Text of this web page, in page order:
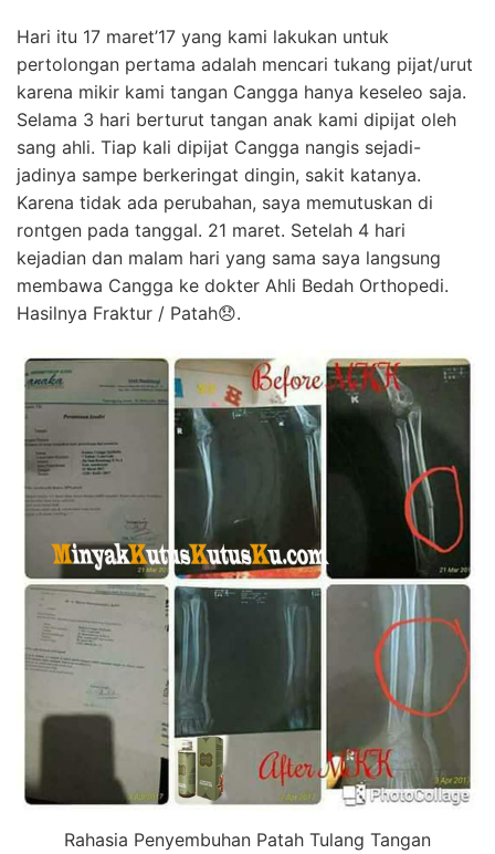
Hari itu 17 maret’17 yang kami lakukan untuk
pertolongan pertama adalah mencari tukang pijat/urut
karena mikir kami tangan Cangga hanya keseleo saja.
Selama 3 hari berturut tangan anak kami dipijat oleh
sang ahli. Tiap kali dipijat Cangga nangis sejadi-
jadinya sampe berkeringat dingin, sakit katanya.
Karena tidak ada perubahan, saya memutuskan di
rontgen pada tanggal. 21 maret. Setelah 4 hari
kejadian dan malam hari yang sama saya langsung
membawa Cangga ke dokter Ahli Bedah Orthopedi.
Hasilnya Fraktur / Patah😞.
Rahasia Penyembuhan Patah Tulang Tangan